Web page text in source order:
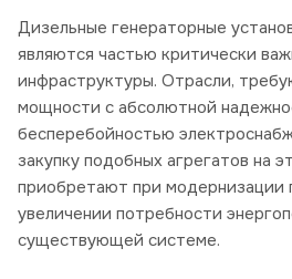
Дизельные генераторные
являются частью критически
инфраструктуры. Отрасли,
мощности с абсолютной
бесперебойностью
закупку подобных агрегатов на
приобретают при модернизации
увеличении потребности
существующей системе.